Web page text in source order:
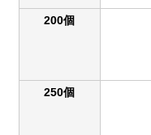
200個
250個